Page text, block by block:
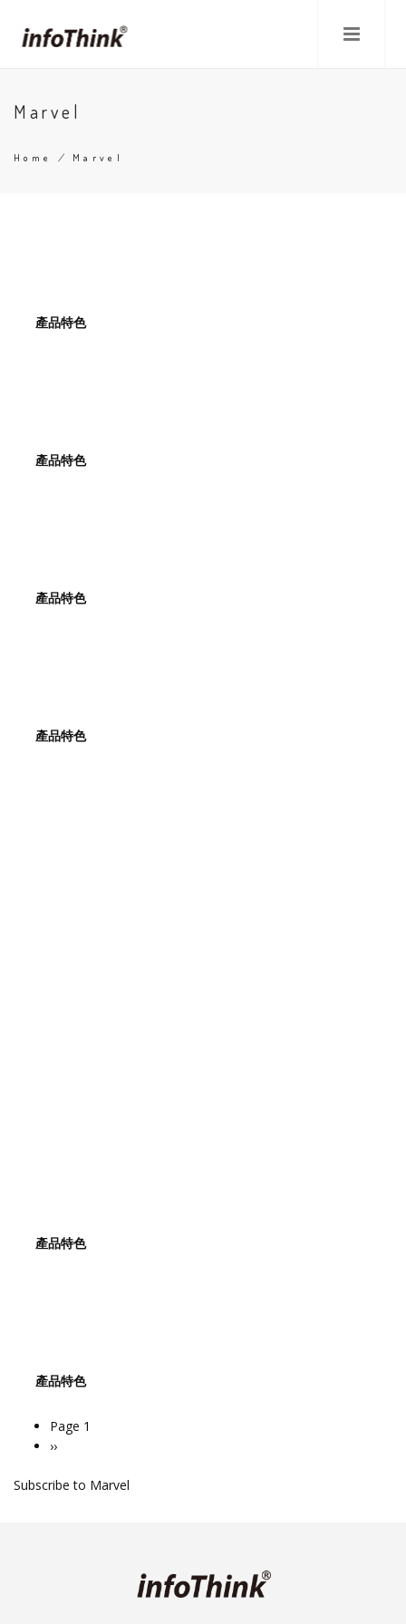
main
Marvel
Home / Marvel
產品特色
產品特色
產品特色
產品特色
產品特色
產品特色
Pagination
Page 1
Next
››
Subscribe to Marvel